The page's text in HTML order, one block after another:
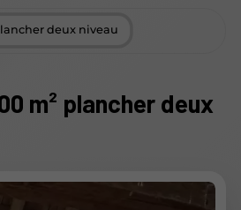
deux niveau
m² plancher deux